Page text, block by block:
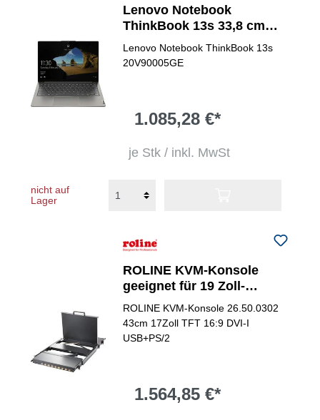
Lenovo Notebook
ThinkBook 13s 33,8 cm
(13,3") Intel® Core&trade; i5
Lenovo Notebook ThinkBook 13s
20V90005GE
1.085,28 €*
je Stk / inkl. MwSt
nicht auf
Lager
ROLINE KVM-Konsole
geeignet für 19 Zoll-
Schrank
ROLINE KVM-Konsole 26.50.0302
43cm 17Zoll TFT 16:9 DVI-I
USB+PS/2
1.564,85 €*